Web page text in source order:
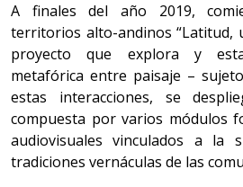
A finales del año 2019,
territorios alto-andinos “Latitud,
proyecto que explora y
metafórica entre paisaje –
estas interacciones, se
compuesta por varios módulos
audiovisuales vinculados a la
tradiciones vernáculas de las